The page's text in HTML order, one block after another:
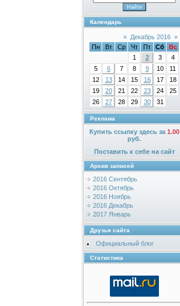
Календарь
« Декабрь 2016 »
Пн
Вт Ср Чт Пт Сб
Вс
1
2 3
4
5
6 7 8 9 10
11
12
13 14 15 16 17
18
19
20 21 22 23 24
25
26
27 28 29 30 31
Реклама
Купить ссылку здесь за 1.00
руб.
Поставить к себе на сайт
Архив записей
2016 Сентябрь
2016 Октябрь
2016 Ноябрь
2016 Декабрь
2017 Январь
Друзья сайта
Официальный блог
Статистика